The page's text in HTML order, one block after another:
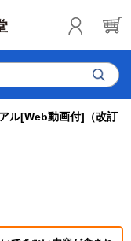
ル[Web動画付]（改訂